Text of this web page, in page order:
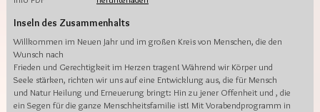
Inseln des Zusammenhalts
Willkommen im Neuen Jahr und im großen Kreis von Menschen, die den
Wunsch nach
Frieden und Gerechtigkeit im Herzen tragen! Während wir Körper und
Seele stärken, richten wir uns auf eine Entwicklung aus, die für Mensch
und Natur Heilung und Erneuerung bringt: Hin zu jener Offenheit und , die
ein Segen für die ganze Menschheitsfamilie ist! Mit Vorabendprogramm in